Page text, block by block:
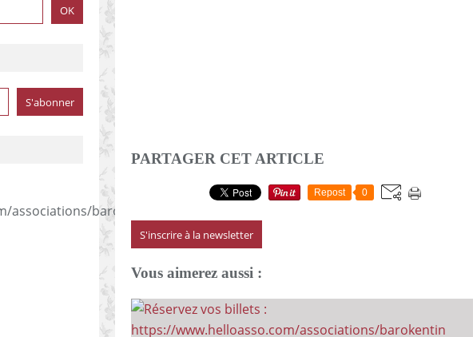
PARTAGER CET ARTICLE
Repost 0
S'inscrire à la newsletter
Vous aimerez aussi :
associations/barokentin